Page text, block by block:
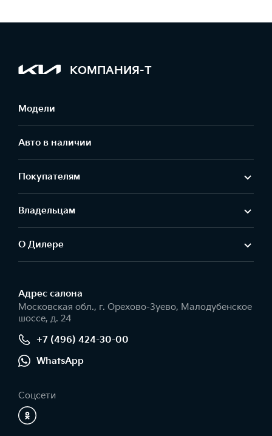
КОМПАНИЯ-Т
Модели
Авто в наличии
Покупателям
Владельцам
О Дилере
Адрес салонa
Московская обл., г. Орехово-Зуево, Малодубенское
шоссе, д. 24
+7 (496) 424-30-00
WhatsApp
Соцсети